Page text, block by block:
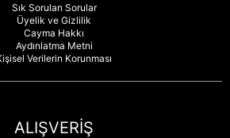
Sık Sorulan Sorular
Üyelik ve Gizlilik
Cayma Hakkı
Aydınlatma Metni
Verilerin Korunması
ALIŞVERİŞ